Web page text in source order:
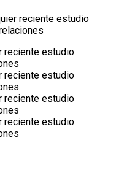
reciente estudio